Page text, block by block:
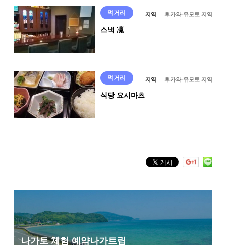
먹거리 지역 후카와·유모토 지역
스낵 凜
먹거리 지역 후카와·유모토 지역
식당 요시마츠
나가토 체험 예약나가트립